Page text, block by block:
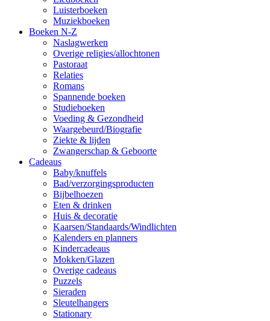
Luisterboeken
Muziekboeken
Boeken N-Z
Naslagwerken
Overige religies/allochtonen
Pastoraat
Relaties
Romans
Spannende boeken
Studieboeken
Voeding & Gezondheid
Waargebeurd/Biografie
Ziekte & lijden
Zwangerschap & Geboorte
Cadeaus
Baby/knuffels
Bad/verzorgingsproducten
Bijbelhoezen
Eten & drinken
Huis & decoratie
Kaarsen/Standaards/Windlichten
Kalenders en planners
Kindercadeaus
Mokken/Glazen
Overige cadeaus
Puzzels
Sieraden
Sleutelhangers
Stationary